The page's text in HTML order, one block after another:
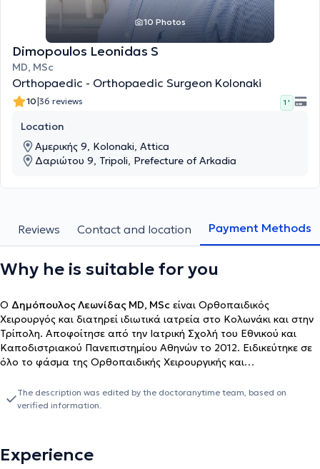
10 Photos
Dimopoulos Leonidas S
MD, MSc
Orthopaedic - Orthopaedic Surgeon Kolonaki
10|36 reviews 1 '
Location
Αμερικής 9, Kolonaki, Attica
Δαριώτου 9, Tripoli, Prefecture of Arkadia
Reviews Contact and location Payment Methods
Why he is suitable for you
Ο Δημόπουλος Λεωνίδας MD, MSc είναι Ορθοπαιδικός
Χειρουργός και διατηρεί ιδιωτικά ιατρεία στο Κολωνάκι και στην
Τρίπολη. Αποφοίτησε από την Ιατρική Σχολή του Εθνικού και
Καποδιστριακού Πανεπιστημίου Αθηνών το 2012. Ειδικεύτηκε σε
όλο το φάσμα της Ορθοπαιδικής Χειρουργικής και
Αθηνών, στο Πανεπιστημιακό Γενικό Νοσοκομείο "Αττικόν". Στα
πλαίσια της εκπαίδευσής του, διετέλεσε επίσης ειδικευόμενος
και ειδικευόμενος στην Κλινική Χεριού, Άνω Άκρου και
Μικροχειρουργικής του Γενικού Νοσοκομείου Αττικής ΚΑΤ.
The description was edited by the doctoranytime team, based on
verified information.
Experience